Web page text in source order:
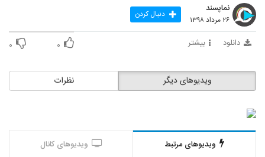
نماپسند
۲۶ مرداد ۱۳۹۸ دنبال کردن
دانلود بیشتر ۰ ۰
نظرات ویدیوهای دیگر
ویدیوهای مرتبط ویدیوهای کانال